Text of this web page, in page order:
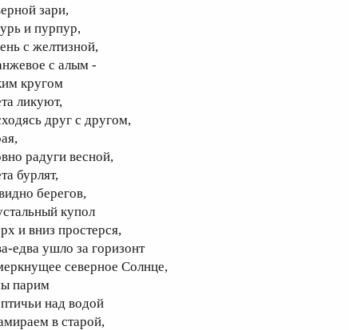
зари,
и пурпур,
с желтизной,
с алым -
кругом
ликуют,
друг с другом,
радуги весной,
бурлят,
берегов,
купол
и вниз простерся,
едва ушло за горизонт
северное Солнце,
парим
над водой
в старой,